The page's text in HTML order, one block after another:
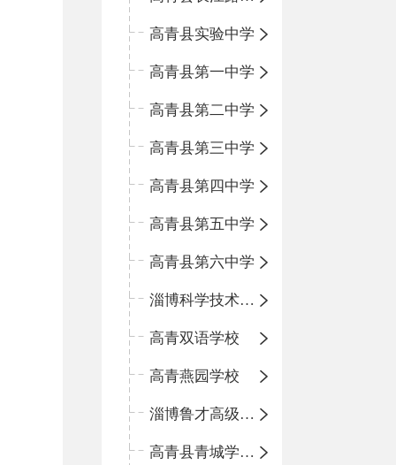
高青县实验中学
高青县第一中学
高青县第二中学
高青县第三中学
高青县第四中学
高青县第五中学
高青县第六中学
淄博科学技术学校
高青双语学校
高青燕园学校
淄博鲁才高级中学
高青县青城学区中心小学